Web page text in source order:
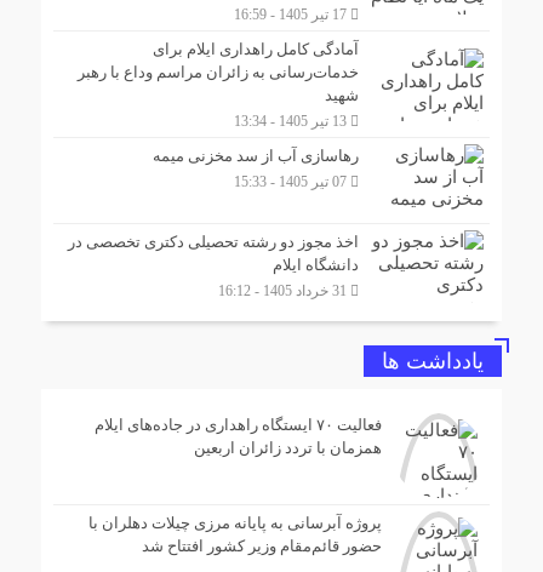
17 تیر 1405 - 16:59
آمادگی کامل راهداری ایلام برای
خدمات‌رسانی به زائران مراسم وداع با رهبر
شهید
13 تیر 1405 - 13:34
رهاسازی آب از سد مخزنی میمه
07 تیر 1405 - 15:33
اخذ مجوز دو رشته تحصیلی دکتری تخصصی در
دانشگاه ایلام
یادداشت ها
فعالیت ۷۰ ایستگاه راهداری در جاده‌های ایلام
همزمان با تردد زائران اربعین
پروژه آبرسانی به پایانه مرزی چیلات دهلران با
حضور قائم‌مقام وزیر کشور افتتاح شد